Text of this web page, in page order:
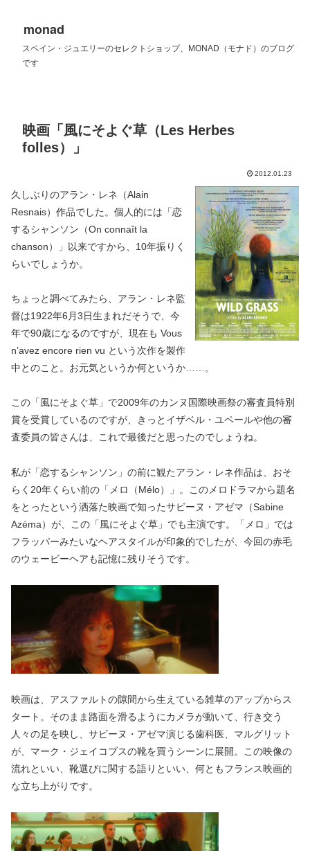
monad
スペイン・ジュエリーのセレクトショップ、MONAD（モナド）のブログ
です
映画「風にそよぐ草（Les Herbes
folles）」
2012.01.23
久しぶりのアラン・レネ（Alain
Resnais）作品でした。個人的には「恋
するシャンソン（On connaît la
chanson）」以来ですから、10年振りく
らいでしょうか。
ちょっと調べてみたら、アラン・レネ監
督は1922年6月3日生まれだそうで、今
年で90歳になるのですが、現在も Vous
n’avez encore rien vu という次作を製作
中とのこと。お元気というか何というか……。
この「風にそよぐ草」で2009年のカンヌ国際映画祭の審査員特別
賞を受賞しているのですが、きっとイザベル・ユペールや他の審
査委員の皆さんは、これで最後だと思ったのでしょうね。
私が「恋するシャンソン」の前に観たアラン・レネ作品は、おそ
らく20年くらい前の「メロ（Mélo）」。このメロドラマから題名
をとったという洒落た映画で知ったサビーヌ・アゼマ（Sabine
Azéma）が、この「風にそよぐ草」でも主演です。「メロ」では
フラッパーみたいなヘアスタイルが印象的でしたが、今回の赤毛
のウェービーヘアも記憶に残りそうです。
映画は、アスファルトの隙間から生えている雑草のアップからス
タート。そのまま路面を滑るようにカメラが動いて、行き交う
人々の足を映し、サビーヌ・アゼマ演じる歯科医、マルグリット
が、マーク・ジェイコブスの靴を買うシーンに展開。この映像の
流れといい、靴選びに関する語りといい、何ともフランス映画的
な立ち上がりです。